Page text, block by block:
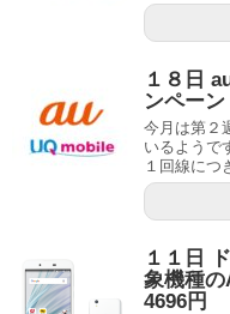
１８日
ンペーン
今月は第２
いるようで
１回線につ
１１日
象機種
4696円